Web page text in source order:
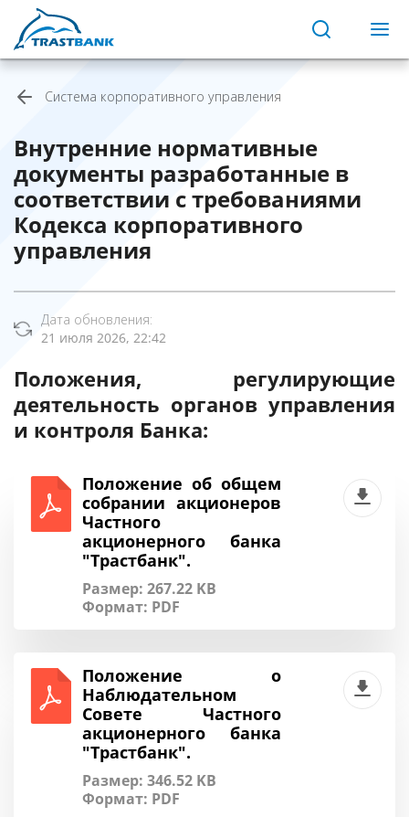
Система корпоративного управления
Внутренние нормативные
документы разработанные в
соответствии с требованиями
Кодекса корпоративного
управления
Дата обновления:
21 июля 2026, 22:42
Положения, регулирующие
деятельность органов управления
и контроля Банка:
Положение об общем
собрании акционеров
Частного
акционерного банка
"Трастбанк".
Размер: 267.22 KB
Формат: PDF
Положение о
Наблюдательном
Совете Частного
акционерного банка
"Трастбанк".
Размер: 346.52 KB
Формат: PDF